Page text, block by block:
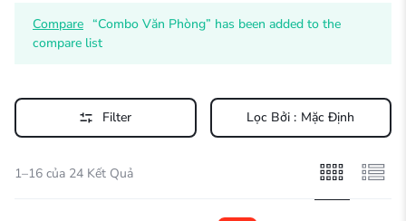
Compare “Combo Văn Phòng” has been added to the
compare list
Filter Lọc Bởi : Mặc Định
1–16 của 24 Kết Quả